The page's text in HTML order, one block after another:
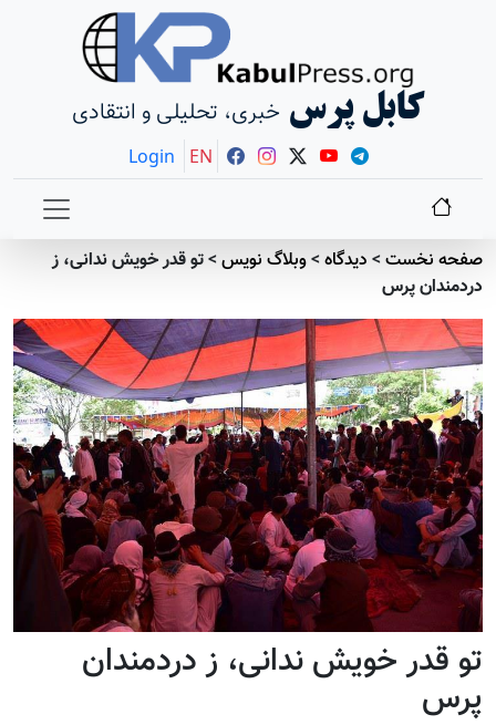
کابل پرس خبری، تحلیلی و انتقادی
Login EN
صفحه نخست> دیدگاه>وبلاگ نویس>تو قدر خویش ندانی، ز
دردمندان پرس
تو قدر خویش ندانی، ز دردمندان
پرس